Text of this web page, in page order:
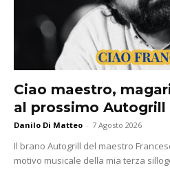
Ciao maestro,
al prossimo Autogrill
Danilo Di Matteo - 7 Agosto 2026
Il brano Autogrill del maestro
motivo musicale della mia terza